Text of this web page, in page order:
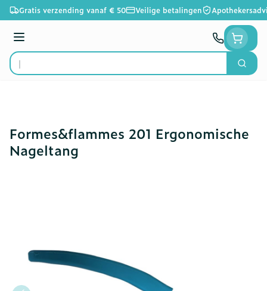
Ga naar de inhoud
Gratis verzending vanaf € 50 Veilige betalingen
Menu
Product, merk, categorie...
Zoek
Formes&flammes 201 Ergonomische
Nageltang